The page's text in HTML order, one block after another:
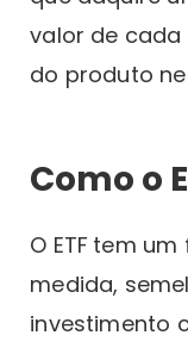
valor de cada
do produto
Como o
O ETF tem um
medida,
investimento